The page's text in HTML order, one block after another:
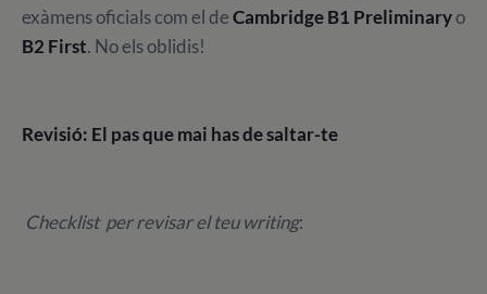
exàmens oficials com el deCambridge B1 Preliminaryo
B2 First. No els oblidis!
Revisió: El pas que mai has de saltar-te
Checklist per revisar el teu writing: